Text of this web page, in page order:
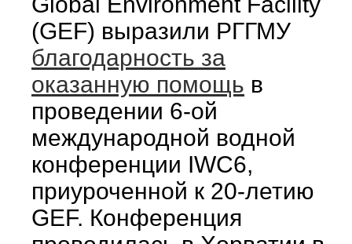
(GEF) выразили РГГМУ
благодарность за
оказанную помощь в
проведении 6-ой
международной водной
конференции IWC6,
приуроченной к 20-летию
GEF. Конференция